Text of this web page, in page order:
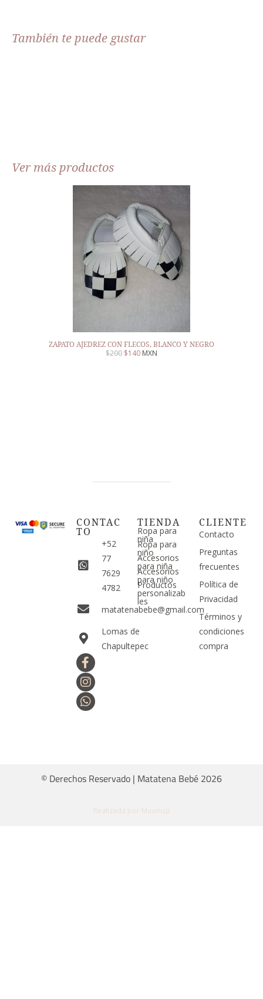
También te puede gustar
Ver más productos
ZAPATO AJEDREZ CON FLECOS, BLANCO Y NEGRO
$200 $140 MXN
CONTAC
TO
+52
77
7629
4782
matatenabebe@gmail.com
Lomas de
Chapultepec
TIENDA
Ropa para
niña
Ropa para
niño
Accesorios
para niña
Accesorios
para niño
Productos
personalizab
les
CLIENTE
Contacto
Preguntas
frecuentes
Política de
Privacidad
Términos y
condiciones
compra
© Derechos Reservado | Matatena Bebé 2026
Realizada por Muvinop